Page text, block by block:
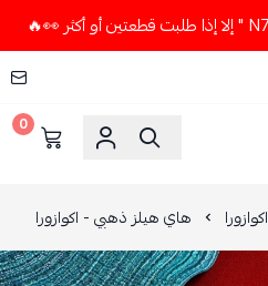
0
اكوازورا هاي هيلز ذهبي - اكوازورا